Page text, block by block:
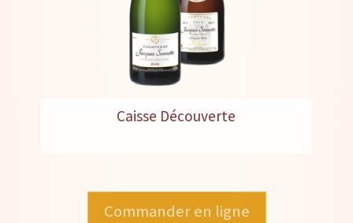
Caisse Découverte
Commander en ligne